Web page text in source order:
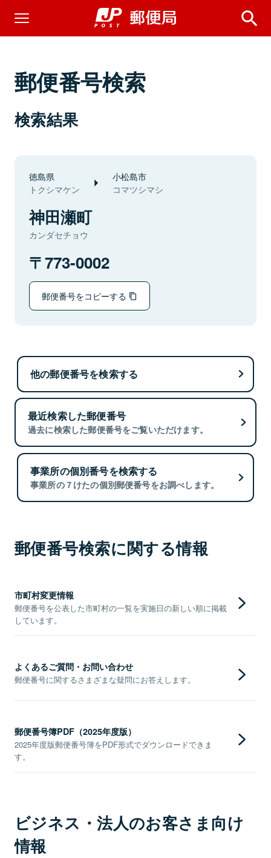
郵便番号検索
検索結果
徳島県
トクシマケン
小松島市
コマツシマシ
神田瀬町
カンダセチョウ
773-0002
郵便番号をコピーする
他の郵便番号を検索する
最近検索した郵便番号
過去に検索した郵便番号をご覧いただけます。
事業所の個別番号を検索する
事業所の７けたの個別郵便番号をお調べします。
郵便番号検索に関する情報
市町村変更情報
郵便番号を公表した市町村の一覧を実施日の新しい順に掲載
しています。
よくあるご質問・お問い合わせ
郵便番号に関するさまざまな疑問にお答えします。
郵便番号簿PDF（2025年度版）
2025年度版郵便番号簿をPDF形式でダウンロードできま
す。
ビジネス・法人のお客さま向け
情報